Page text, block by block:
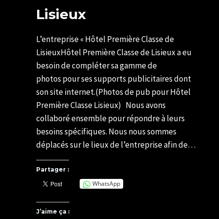
Lisieux
L’entreprise « Hôtel Première Classe de
LisieuxHôtel Première Classe de Lisieux a eu
besoin de compléter sa gamme de
photos pour ses supports publicitaires dont
son site internet.(Photos de pub pour Hôtel
Première Classe Lisieux) Nous avons
collaboré ensemble pour répondre à leurs
besoins spécifiques. Nous nous sommes
déplacés sur le lieux de l’entreprise afin de…
Partager :
WhatsApp
J’aime ça :